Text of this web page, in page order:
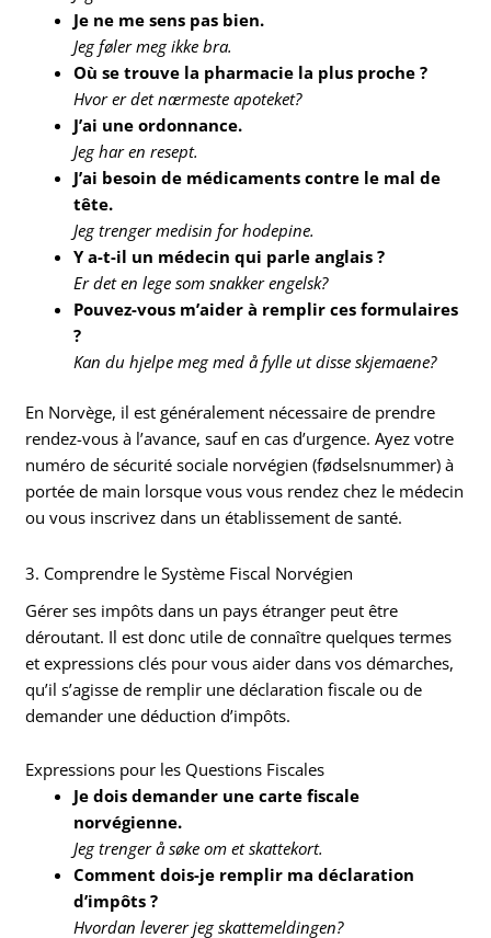
Je ne me sens pas bien.
Jeg føler meg ikke bra.
Où se trouve la pharmacie la plus proche ?
Hvor er det nærmeste apoteket?
J’ai une ordonnance.
Jeg har en resept.
J’ai besoin de médicaments contre le mal de
tête.
Jeg trenger medisin for hodepine.
Y a-t-il un médecin qui parle anglais ?
Er det en lege som snakker engelsk?
Pouvez-vous m’aider à remplir ces formulaires
?
Kan du hjelpe meg med å fylle ut disse skjemaene?
En Norvège, il est généralement nécessaire de prendre
rendez-vous à l’avance, sauf en cas d’urgence. Ayez votre
numéro de sécurité sociale norvégien (fødselsnummer) à
portée de main lorsque vous vous rendez chez le médecin
ou vous inscrivez dans un établissement de santé.
3. Comprendre le Système Fiscal Norvégien
Gérer ses impôts dans un pays étranger peut être
déroutant. Il est donc utile de connaître quelques termes
et expressions clés pour vous aider dans vos démarches,
qu’il s’agisse de remplir une déclaration fiscale ou de
demander une déduction d’impôts.
Expressions pour les Questions Fiscales
Je dois demander une carte fiscale
norvégienne.
Jeg trenger å søke om et skattekort.
Comment dois-je remplir ma déclaration
d’impôts ?
Hvordan leverer jeg skattemeldingen?